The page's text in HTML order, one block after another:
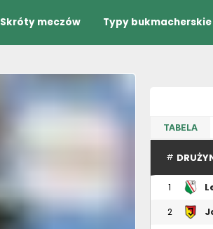
Skróty meczów Typy bukmacherskie
TABELA
#
1
2